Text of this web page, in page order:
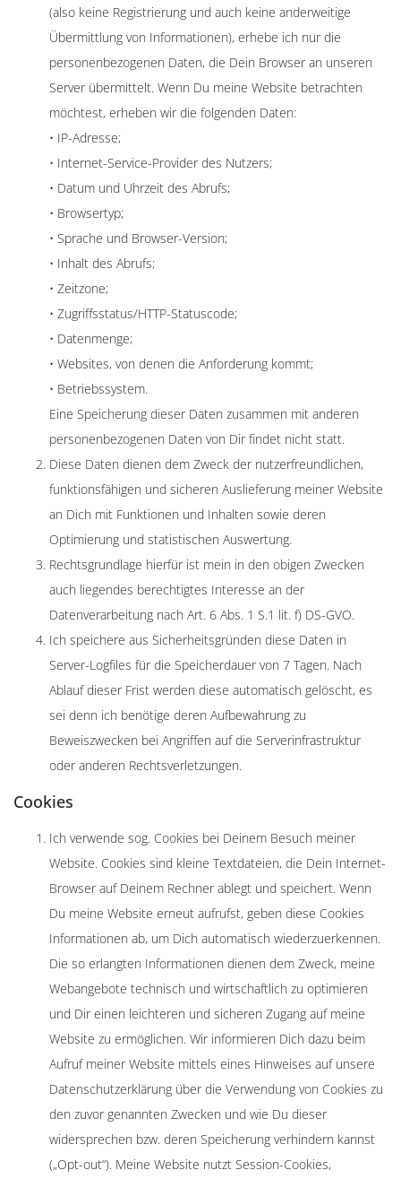
(also keine Registrierung und auch keine anderweitige
Übermittlung von Informationen), erhebe ich nur die
personenbezogenen Daten, die Dein Browser an unseren
Server übermittelt. Wenn Du meine Website betrachten
möchtest, erheben wir die folgenden Daten:
• IP-Adresse;
• Internet-Service-Provider des Nutzers;
• Datum und Uhrzeit des Abrufs;
• Browsertyp;
• Sprache und Browser-Version;
• Inhalt des Abrufs;
• Zeitzone;
• Zugriffsstatus/HTTP-Statuscode;
• Datenmenge;
• Websites, von denen die Anforderung kommt;
• Betriebssystem.
Eine Speicherung dieser Daten zusammen mit anderen
personenbezogenen Daten von Dir findet nicht statt.
Diese Daten dienen dem Zweck der nutzerfreundlichen,
funktionsfähigen und sicheren Auslieferung meiner Website
an Dich mit Funktionen und Inhalten sowie deren
Optimierung und statistischen Auswertung.
Rechtsgrundlage hierfür ist mein in den obigen Zwecken
auch liegendes berechtigtes Interesse an der
Datenverarbeitung nach Art. 6 Abs. 1 S.1 lit. f) DS-GVO.
Ich speichere aus Sicherheitsgründen diese Daten in
Server-Logfiles für die Speicherdauer von 7 Tagen. Nach
Ablauf dieser Frist werden diese automatisch gelöscht, es
sei denn ich benötige deren Aufbewahrung zu
Beweiszwecken bei Angriffen auf die Serverinfrastruktur
oder anderen Rechtsverletzungen.
Cookies
Ich verwende sog. Cookies bei Deinem Besuch meiner
Website. Cookies sind kleine Textdateien, die Dein Internet-
Browser auf Deinem Rechner ablegt und speichert. Wenn
Du meine Website erneut aufrufst, geben diese Cookies
Informationen ab, um Dich automatisch wiederzuerkennen.
Die so erlangten Informationen dienen dem Zweck, meine
Webangebote technisch und wirtschaftlich zu optimieren
und Dir einen leichteren und sicheren Zugang auf meine
Website zu ermöglichen. Wir informieren Dich dazu beim
Aufruf meiner Website mittels eines Hinweises auf unsere
Datenschutzerklärung über die Verwendung von Cookies zu
den zuvor genannten Zwecken und wie Du dieser
widersprechen bzw. deren Speicherung verhindern kannst
(„Opt-out“). Meine Website nutzt Session-Cookies,